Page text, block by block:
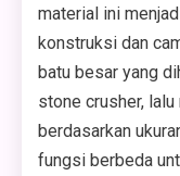
material ini
konstruksi dan
batu besar yang
stone crusher,
berdasarkan
fungsi berbeda